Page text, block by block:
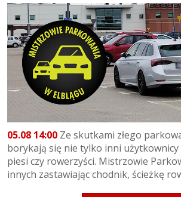
05.08 14:00 Ze skutkami złego
borykają się nie tylko inni
piesi czy rowerzyści. Mistrzowie
innych zastawiając chodnik, ścieżkę